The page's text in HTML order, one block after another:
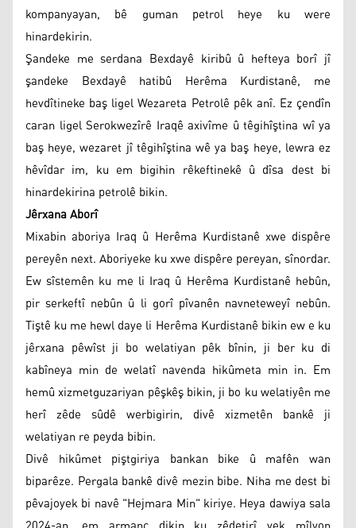
kompanyayan, bê guman petrol heye ku were
hinardekirin.
Şandeke me serdana Bexdayê kiribû û hefteya borî jî
şandeke Bexdayê hatibû Herêma Kurdistanê, me
hevdîtineke baş ligel Wezareta Petrolê pêk anî. Ez çendîn
caran ligel Serokwezîrê Iraqê axivîme û têgihîştina wî ya
baş heye, wezaret jî têgihîştina wê ya baş heye, lewra ez
hêvîdar im, ku em bigihin rêkeftinekê û dîsa dest bi
hinardekirina petrolê bikin.
Jêrxana Aborî
Mixabin aboriya Iraq û Herêma Kurdistanê xwe dispêre
pereyên next. Aboriyeke ku xwe dispêre pereyan, sînordar.
Ew sîstemên ku me li Iraq û Herêma Kurdistanê hebûn,
pir serkeftî nebûn û li gorî pîvanên navneteweyî nebûn.
Tiştê ku me hewl daye li Herêma Kurdistanê bikin ew e ku
jêrxana pêwîst ji bo welatiyan pêk bînin, ji ber ku di
kabîneya min de welatî navenda hikûmeta min in. Em
hemû xizmetguzariyan pêşkêş bikin, ji bo ku welatiyên me
herî zêde sûdê werbigirin, divê xizmetên bankê ji
welatiyan re peyda bibin.
Divê hikûmet piştgiriya bankan bike û mafên wan
biparêze. Pergala bankê divê mezin bibe. Niha me dest bi
pêvajoyek bi navê "Hejmara Min" kiriye. Heya dawiya sala